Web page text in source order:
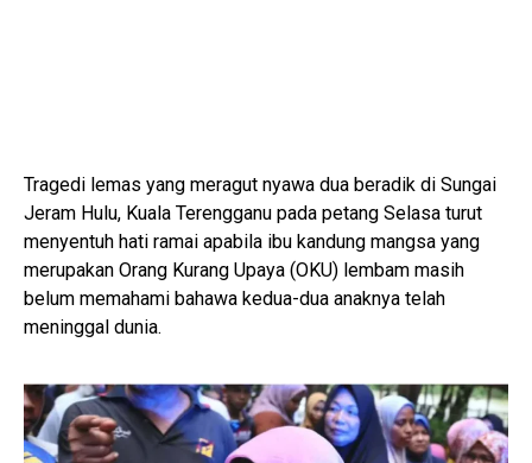
Tragedi lemas yang meragut nyawa dua beradik di Sungai
Jeram Hulu, Kuala Terengganu pada petang Selasa turut
menyentuh hati ramai apabila ibu kandung mangsa yang
merupakan Orang Kurang Upaya (OKU) lembam masih
belum memahami bahawa kedua-dua anaknya telah
meninggal dunia.